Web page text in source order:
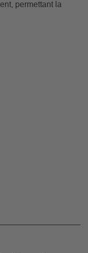
permettant la